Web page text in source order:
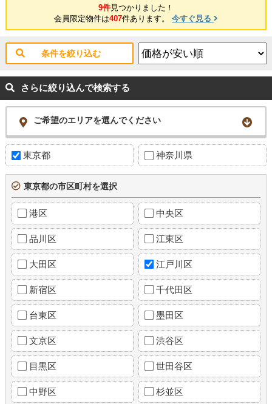
9件見つかりました！
会員限定物件は407件あります。 今すぐ見る
条件を絞り込む
さらに絞り込んで検索する
ご希望のエリアを選んでください
東京都 神奈川県
東京都の市区町村を選択
港区 中央区
品川区 江東区
大田区 江戸川区
新宿区 千代田区
台東区 墨田区
文京区 渋谷区
目黒区 世田谷区
中野区 杉並区